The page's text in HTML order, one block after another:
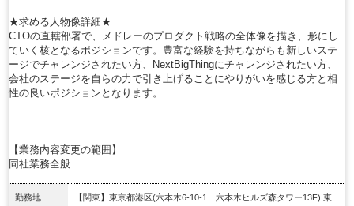
★求める人物像詳細★
CTOの直轄部署で、メドレーのプロダクト戦略の全体像を描き、形にし
ていく核となるポジションです。豊富な経験を持ちながらも新しいステ
ージでチャレンジされたい方、NextBigThingにチャレンジされたい方、
会社のステージを自らの力で引き上げることにやりがいを感じる方と相
性の良いポジションとなります。
【業務内容変更の範囲】
同社業務全般
勤務地
【関東】東京都港区(六本木6-10-1 六本木ヒルズ森タワー13F) 東